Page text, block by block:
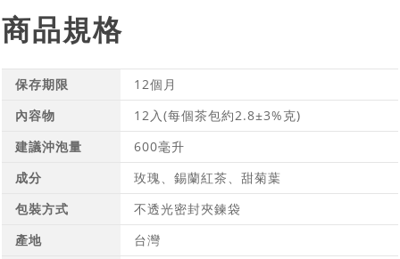
商品規格
保存期限
12個月
內容物
12入(每個茶包約2.8±3%克)
建議沖泡量
600毫升
成分
玫瑰、錫蘭紅茶、甜菊葉
包裝方式
不透光密封夾鍊袋
產地
台灣